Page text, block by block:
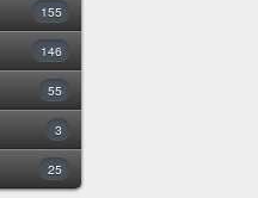
155
146
55
3
25